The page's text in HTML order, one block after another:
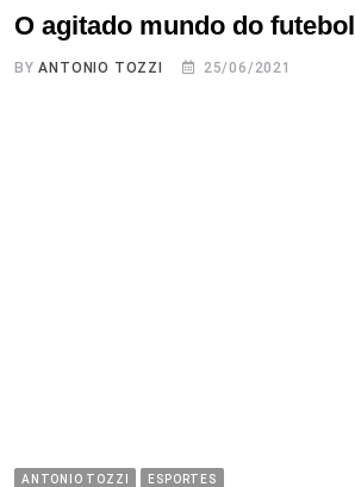
O agitado mundo do futebol
BYANTONIO TOZZI 25/06/2021
ANTONIO TOZZI ESPORTES